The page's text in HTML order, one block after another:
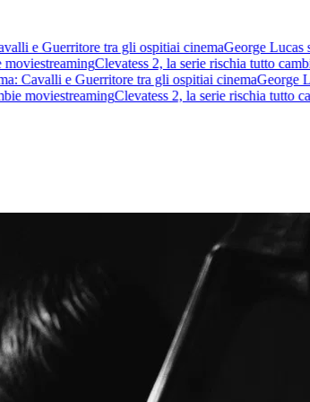
e Guerritore tra gli ospitiai cinemaGeorge Lucas
streamingClevatess 2, la serie rischia tutto
Cavalli e Guerritore tra gli ospitiai cinemaGeorge
moviestreamingClevatess 2, la serie rischia tutto